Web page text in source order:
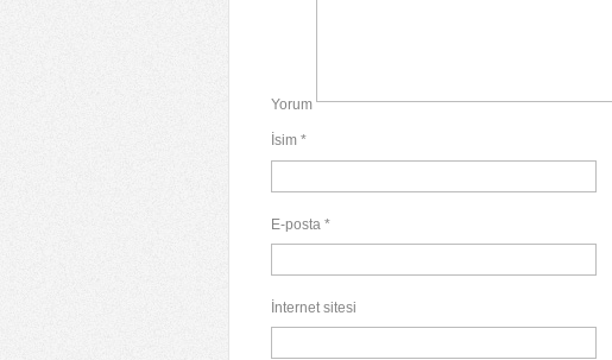
Yorum
İsim *
E-posta *
İnternet sitesi